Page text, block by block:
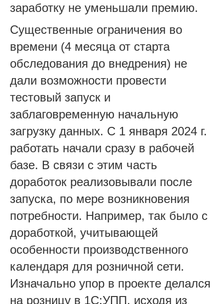
заработку не уменьшали премию.
Существенные ограничения во
времени (4 месяца от старта
обследования до внедрения) не
дали возможности провести
тестовый запуск и
заблаговременную начальную
загрузку данных. С 1 января 2024 г.
работать начали сразу в рабочей
базе. В связи с этим часть
доработок реализовывали после
запуска, по мере возникновения
потребности. Например, так было с
доработкой, учитывающей
особенности производственного
календаря для розничной сети.
Изначально упор в проекте делался
на розницу в 1С:УПП, исходя из